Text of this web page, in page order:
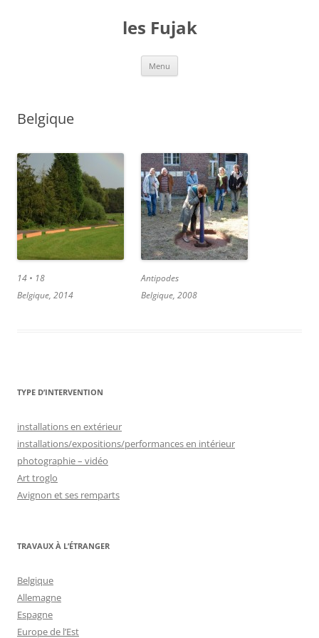
les Fujak
Menu
Belgique
14 • 18
Belgique, 2014
Antipodes
Belgique, 2008
TYPE D’INTERVENTION
installations en extérieur
installations/expositions/performances en intérieur
photographie – vidéo
Art troglo
Avignon et ses remparts
TRAVAUX À L’ÉTRANGER
Belgique
Allemagne
Espagne
Europe de l’Est